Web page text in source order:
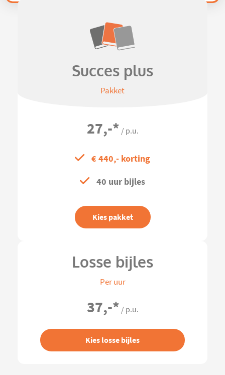
Succes plus
Pakket
27,-* / p.u.
€ 440,- korting
40 uur bijles
Kies pakket
Losse bijles
Per uur
37,-* / p.u.
Kies losse bijles